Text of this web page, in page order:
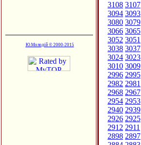
Ю.Молодій © 2000-2015
3108 3107
3094 3093
3080 3079
3066 3065
3052 3051
3038 3037
3024 3023
3010 3009
2996 2995
2982 2981
2968 2967
2954 2953
2940 2939
2926 2925
2912 2911
2898 2897